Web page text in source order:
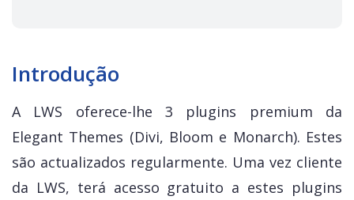
Introdução
A LWS oferece-lhe 3 plugins premium da
Elegant Themes (Divi, Bloom e Monarch). Estes
são actualizados regularmente. Uma vez cliente
da LWS, terá acesso gratuito a estes plugins